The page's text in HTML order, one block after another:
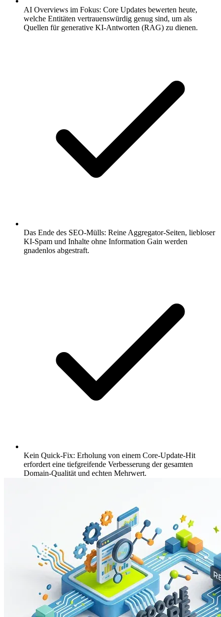
AI Overviews im Fokus: Core Updates bewerten heute,
welche Entitäten vertrauenswürdig genug sind, um als
Quellen für generative KI-Antworten (RAG) zu dienen.
Das Ende des SEO-Mülls: Reine Aggregator-Seiten, liebloser
KI-Spam und Inhalte ohne Information Gain werden
gnadenlos abgestraft.
Kein Quick-Fix: Erholung von einem Core-Update-Hit
erfordert eine tiefgreifende Verbesserung der gesamten
Domain-Qualität und echten Mehrwert.